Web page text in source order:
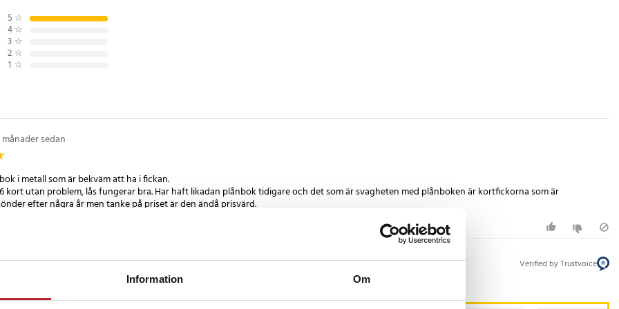
Information Om
gör att korthållaren enkelt får
som den robusta
dina kort alltid ligger säkert och
ID-kort och visitkort
5 ☆
4 ☆
3 ☆
2 ☆
1 ☆
månader sedan
i metall som är bekväm att ha i fickan.
kort utan problem, lås fungerar bra. Har haft likadan plånbok tidigare och det som är svagheten med plånboken är kortfickorna som är
efter några år men tanke på priset är den ändå prisvärd.
Verified by Trustvoice